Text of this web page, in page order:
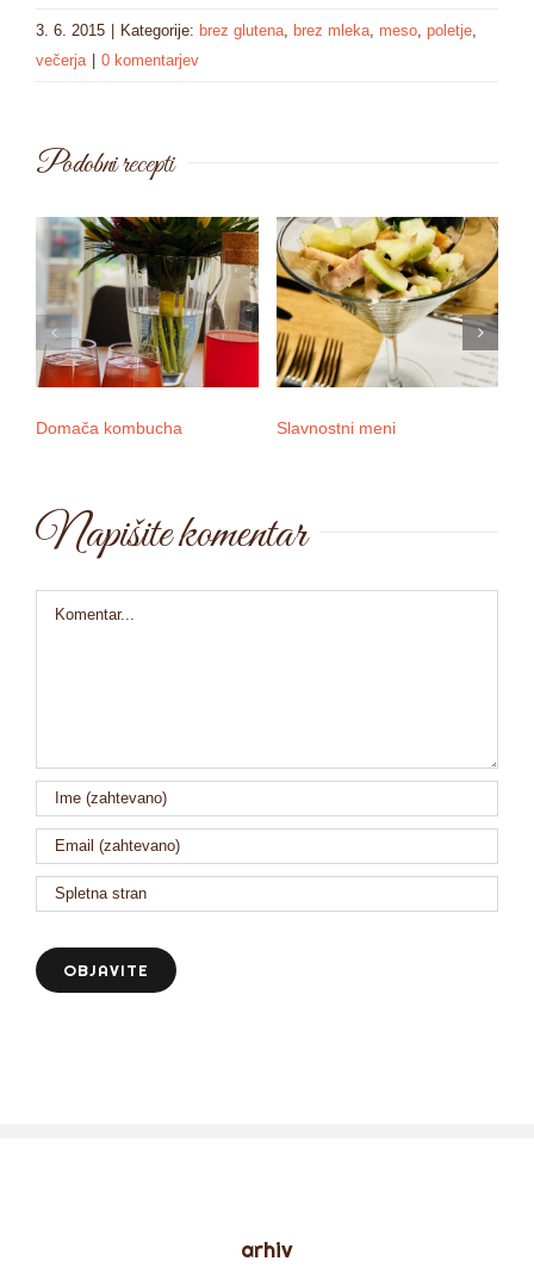
3. 6. 2015 Kategorije: brez glutena brez mleka meso poletje
večerja
0 komentarjev
Podobni recepti
Domača kombucha Slavnostni meni
Napišite komentar
Comment
arhiv